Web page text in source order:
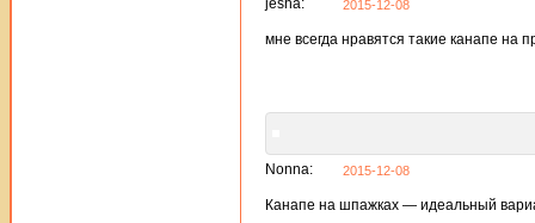
2015-12-08
мне всегда нравятся такие канапе на
Nonna: 2015-12-08
Канапе на шпажках — идеальный